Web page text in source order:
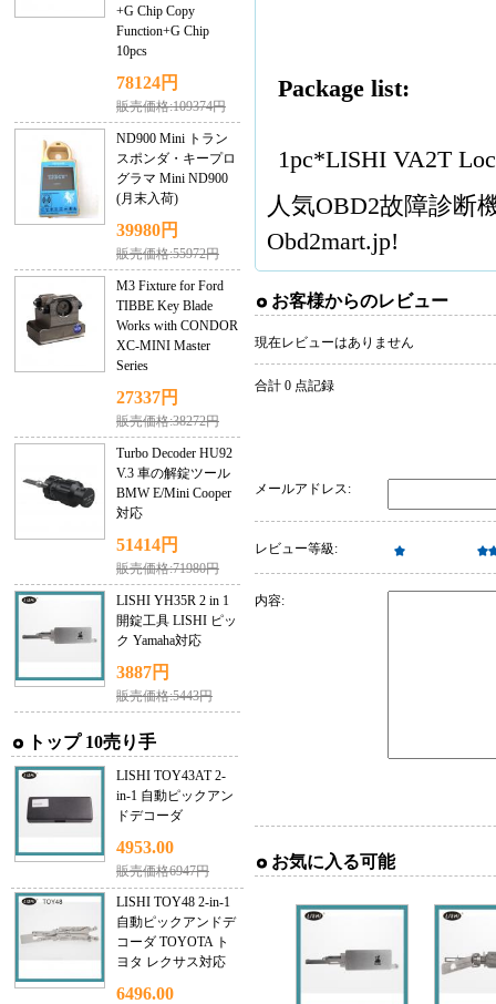
+G Chip Copy
Function+G Chip
10pcs
78124円
販売価格:109374円
ND900 Mini トラン
スポンダ・キープロ
グラマ Mini ND900
(月末入荷)
39980円
販売価格:55972円
M3 Fixture for Ford
TIBBE Key Blade
Works with CONDOR
XC-MINI Master
Series
27337円
販売価格:38272円
Turbo Decoder HU92
V.3 車の解錠ツール
BMW E/Mini Cooper
対応
51414円
販売価格:71980円
LISHI YH35R 2 in 1
開錠工具 LISHI ピッ
ク Yamaha対応
3887円
販売価格:5443円
トップ 10売り手
LISHI TOY43AT 2-
in-1 自動ピックアン
ドデコーダ
4953.00
販売価格6947円
LISHI TOY48 2-in-1
自動ピックアンドデ
コーダ TOYOTA ト
ヨタ レクサス対応
6496.00
Package list:
1pc*LISHI VA2T
人気OBD2故障診断
Obd2mart.jp!
お客様からのレビュー
現在レビューはありません
合計 0 点記録
メールアドレス:
レビュー等級:
内容:
お気に入る可能